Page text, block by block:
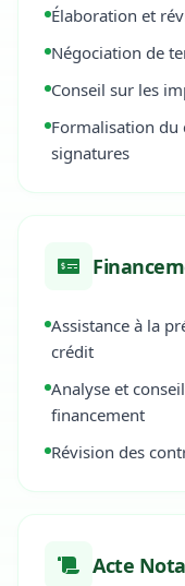
Élaboration et
Négociation de
Conseil sur les
Formalisation du
signatures
Assistance à la
crédit
Analyse et
financement
Révision des
Acte